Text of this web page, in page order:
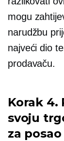
mogu
narudžbu
najveći dio
prodavaču.
Korak
svoju
za posao